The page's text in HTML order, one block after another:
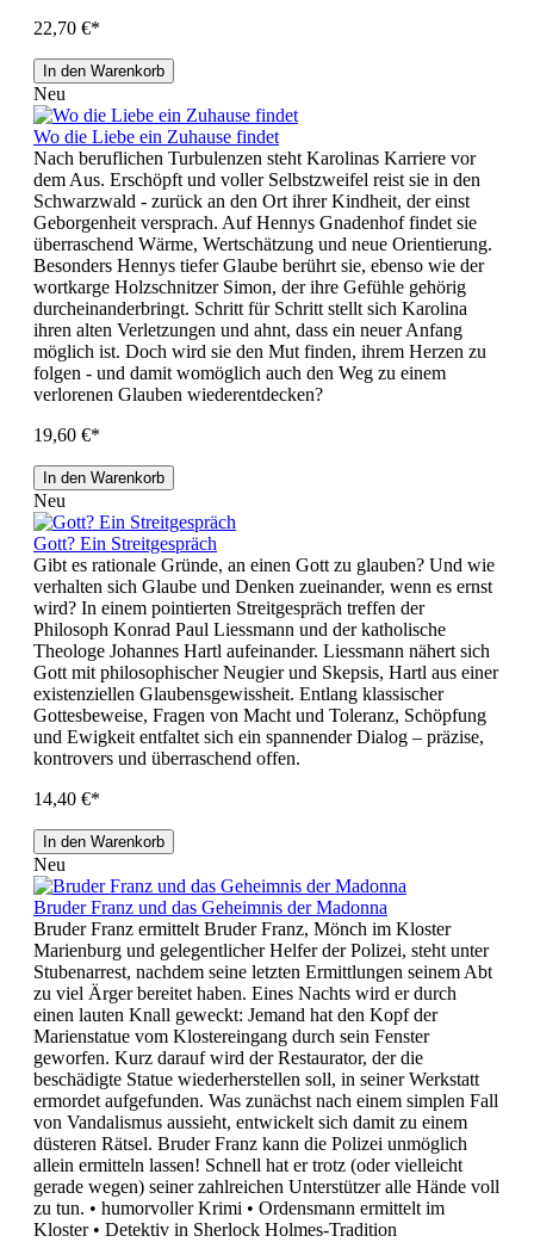
22,70 €*
In den Warenkorb
Neu
Wo die Liebe ein Zuhause findet
Nach beruflichen Turbulenzen steht Karolinas Karriere vor
dem Aus. Erschöpft und voller Selbstzweifel reist sie in den
Schwarzwald - zurück an den Ort ihrer Kindheit, der einst
Geborgenheit versprach. Auf Hennys Gnadenhof findet sie
überraschend Wärme, Wertschätzung und neue Orientierung.
Besonders Hennys tiefer Glaube berührt sie, ebenso wie der
wortkarge Holzschnitzer Simon, der ihre Gefühle gehörig
durcheinanderbringt. Schritt für Schritt stellt sich Karolina
ihren alten Verletzungen und ahnt, dass ein neuer Anfang
möglich ist. Doch wird sie den Mut finden, ihrem Herzen zu
folgen - und damit womöglich auch den Weg zu einem
verlorenen Glauben wiederentdecken?
19,60 €*
In den Warenkorb
Neu
Gott? Ein Streitgespräch
Gibt es rationale Gründe, an einen Gott zu glauben? Und wie
verhalten sich Glaube und Denken zueinander, wenn es ernst
wird? In einem pointierten Streitgespräch treffen der
Philosoph Konrad Paul Liessmann und der katholische
Theologe Johannes Hartl aufeinander. Liessmann nähert sich
Gott mit philosophischer Neugier und Skepsis, Hartl aus einer
existenziellen Glaubensgewissheit. Entlang klassischer
Gottesbeweise, Fragen von Macht und Toleranz, Schöpfung
und Ewigkeit entfaltet sich ein spannender Dialog – präzise,
kontrovers und überraschend offen.
14,40 €*
In den Warenkorb
Neu
Bruder Franz und das Geheimnis der Madonna
Bruder Franz ermittelt Bruder Franz, Mönch im Kloster
Marienburg und gelegentlicher Helfer der Polizei, steht unter
Stubenarrest, nachdem seine letzten Ermittlungen seinem Abt
zu viel Ärger bereitet haben. Eines Nachts wird er durch
einen lauten Knall geweckt: Jemand hat den Kopf der
Marienstatue vom Klostereingang durch sein Fenster
geworfen. Kurz darauf wird der Restaurator, der die
beschädigte Statue wiederherstellen soll, in seiner Werkstatt
ermordet aufgefunden. Was zunächst nach einem simplen Fall
von Vandalismus aussieht, entwickelt sich damit zu einem
düsteren Rätsel. Bruder Franz kann die Polizei unmöglich
allein ermitteln lassen! Schnell hat er trotz (oder vielleicht
gerade wegen) seiner zahlreichen Unterstützer alle Hände voll
zu tun. • humorvoller Krimi • Ordensmann ermittelt im
Kloster • Detektiv in Sherlock Holmes-Tradition